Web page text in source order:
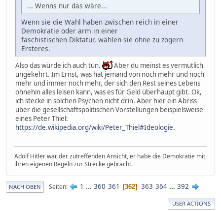
... Wenns nur das wäre...
Wenn sie die Wahl haben zwischen reich in einer
Demokratie oder arm in einer
faschistischen Diktatur, wählen sie ohne zu zögern
Ersteres.
Also das würde ich auch tun.
Aber du meinst es vermutlich
ungekehrt. Im Ernst, was hat jemand von noch mehr und noch
mehr und immer noch mehr, der sich den Rest seines Lebens
ohnehin alles leisen kann, was es für Geld überhaupt gibt. Ok,
ich stecke in solchen Psychen nicht drin. Aber hier ein Abriss
über die gesellschaftspolitischen Vorstellungen beispielsweise
eines Peter Thiel:
https://de.wikipedia.org/wiki/Peter_Thiel#Ideologie.
Adolf Hitler war der zutreffenden Ansicht, er habe die Demokratie mit
ihren eigenen Regeln zur Strecke gebracht.
NACH OBEN Seiten 1 ... 360 361 362 363 364 ... 392
USER ACTIONS